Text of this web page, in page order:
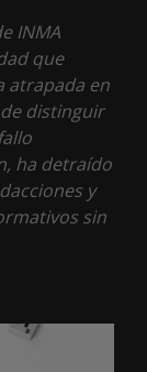
INMA
que
atrapada en
distinguir
ha detraído
y
sin